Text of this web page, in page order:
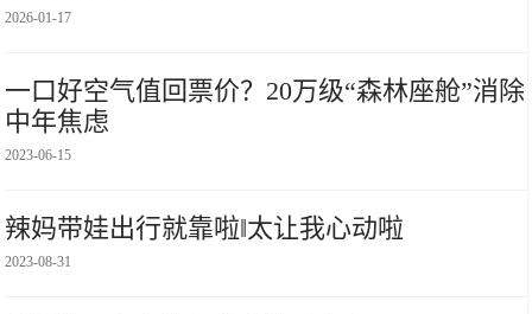
2026-01-17
一口好空气值回票价？20万级“森林座舱”消除
中年焦虑
2023-06-15
辣妈带娃出行就靠啦‖太让我心动啦
2023-08-31